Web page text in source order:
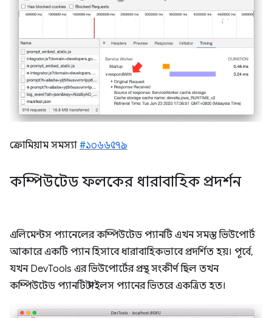
ক্রোমিয়াম সমস্যা #১০৬৬৫৭৯
কম্পিউটেড ফলকের ধারাবাহিক প্রদর্শন
এলিমেন্টস প্যানেলের কম্পিউটেড প্যানটি এখন সমস্ত ভিউপোর্ট
আকারে একটি প্যান হিসাবে ধারাবাহিকভাবে প্রদর্শিত হয়। পূর্বে,
যখন DevTools এর ভিউপোর্টের প্রস্থ সংকীর্ণ ছিল তখন
কম্পিউটেড প্যানটি স্টাইলস প্যানের ভিতরে একত্রিত হত।